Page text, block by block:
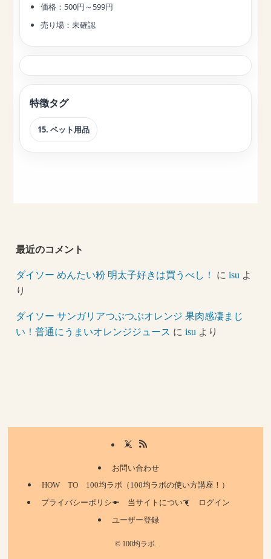
価格：500円～599円
売り場：未確認
特徴タグ
15. ペット用品
最近のコメント
ダイソー めんたい粉 明太子好きは買うべし！ にisu よ
り
ダイソー サンガリアつぶつぶオレンジ 果肉感凄まじ
い！普通にうまいオレンジジュース にisu より
お問い合わせ
HOW TO 100均ラボ（100均ラボの使い方講座！）
プライバシーポリシー
当サイトについて
ログイン
ユーザー登録
©100均ラボ.